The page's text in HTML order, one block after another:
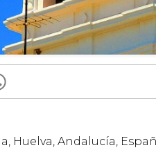
Huelva, Andalucía,